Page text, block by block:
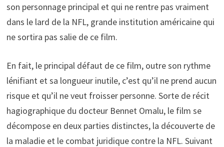
son personnage principal et qui ne rentre pas vraiment
dans le lard de la NFL, grande institution américaine qui
ne sortira pas salie de ce film.
En fait, le principal défaut de ce film, outre son rythme
lénifiant et sa longueur inutile, c’est qu’il ne prend aucun
risque et qu’il ne veut froisser personne. Sorte de récit
hagiographique du docteur Bennet Omalu, le film se
décompose en deux parties distinctes, la découverte de
la maladie et le combat juridique contre la NFL. Suivant